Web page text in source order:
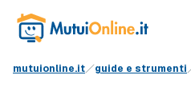
mutuionline.it guide e strumenti